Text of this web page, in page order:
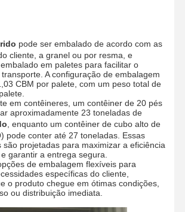
pode ser embalado de acordo com as
cliente, a granel ou por resma, e
em paletes para facilitar o
A configuração de embalagem
CBM por palete, com um peso total de
em contêineres, um contêiner de 20 pés
aproximadamente 23 toneladas de
, enquanto um contêiner de cubo alto de
pode conter até 27 toneladas. Essas
são projetadas para maximizar a eficiência
garantir a entrega segura.
de embalagem flexíveis para
específicas do cliente,
o produto chegue em ótimas condições,
ou distribuição imediata.